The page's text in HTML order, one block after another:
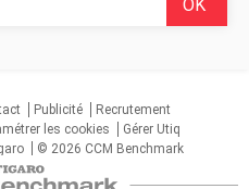
Publicité
Recrutement
les cookies
Gérer Utiq
© 2026 CCM Benchmark